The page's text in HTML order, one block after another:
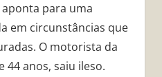
para uma
em circunstâncias que
O motorista da
44 anos, saiu ileso.